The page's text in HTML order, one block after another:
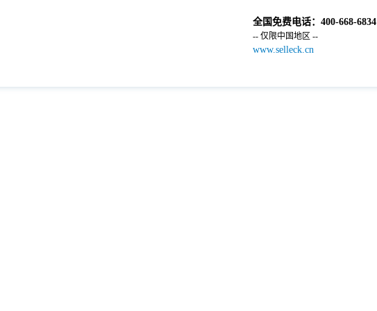
全国免费电话： 400-668-6834
-- 仅限中国地区 --
www.selleck.cn